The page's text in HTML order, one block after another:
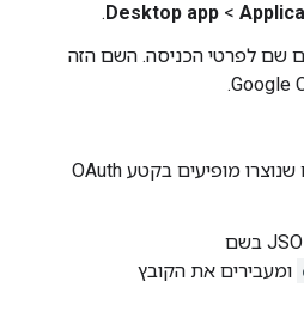
>
Desktop app
.
שם לפרטי הכניסה. השם הזה
פרטי הכניסה החדשים שנוצרו מופיעים בקטע OAuth
ומעבירים את הקובץ